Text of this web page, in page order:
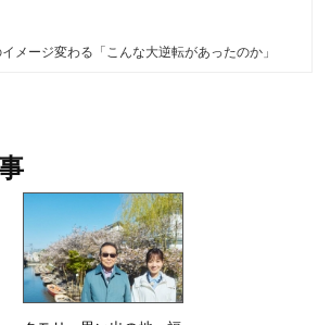
メージ変わる「こんな大逆転があったのか」